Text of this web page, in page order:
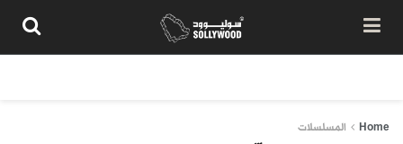
Home المسلسلات